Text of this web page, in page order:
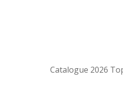
Catalogue 2026